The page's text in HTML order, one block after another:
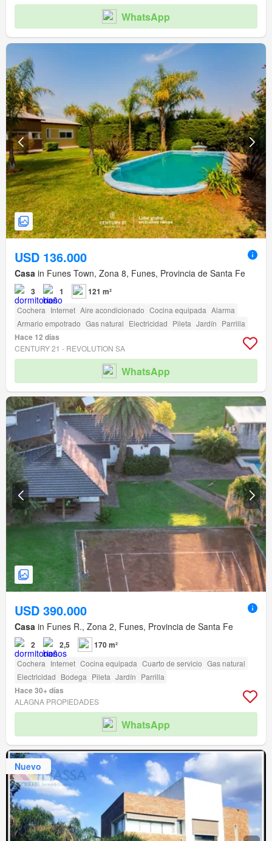
WhatsApp
USD 136.000
Casa in Funes Town, Zona 8, Funes, Provincia de Santa Fe
3 1 121 m²
Cochera Internet Aire acondicionado Cocina equipada Alarma
Armario empotrado Gas natural Electricidad Pileta Jardín Parrilla
Hace 12 días
CENTURY 21 - REVOLUTION SA
WhatsApp
USD 390.000
Casa in Funes R., Zona 2, Funes, Provincia de Santa Fe
2 2,5 170 m²
Cochera Internet Cocina equipada Cuarto de servicio Gas natural
Electricidad Bodega Pileta Jardín Parrilla
Hace 30+ días
ALAGNA PROPIEDADES
WhatsApp
Nuevo